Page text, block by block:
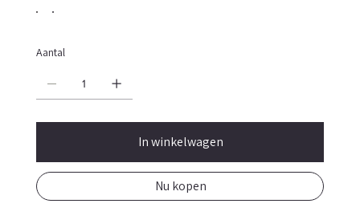
Aantal
In winkelwagen
Nu kopen